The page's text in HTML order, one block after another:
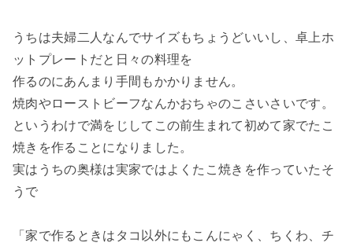
うちは夫婦二人なんでサイズもちょうどいいし、卓上ホ
ットプレートだと日々の料理を
作るのにあんまり 手間もかかりません。
焼肉やローストビーフなんかおちゃのこさいさいです。
というわけで満をじしてこの前生まれて初めて家でたこ
焼きを作ることになりました。
実はうちの奥様は実家ではよくたこ焼きを作っていたそ
うで
「家で作るときはタコ以外にもこんにゃく、ちくわ、チ